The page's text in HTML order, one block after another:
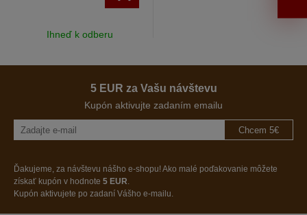
Ihneď k odberu
5 EUR za Vašu návštevu
Kupón aktivujte zadaním emailu
Chcem 5€
Ďakujeme, za návštevu nášho e-shopu! Ako malé poďakovanie môžete
získať kupón v hodnote 5 EUR.
Kupón aktivujete po zadaní Vášho e-mailu.